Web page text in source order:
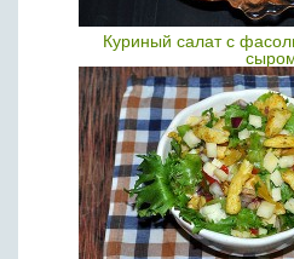
Куриный салат с